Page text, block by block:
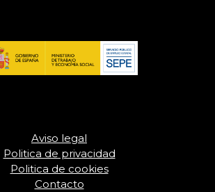
Aviso legal
Politica de privacidad
Politica de cookies
Contacto